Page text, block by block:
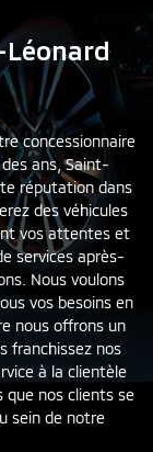
concessionnaire
ans, Saint-
réputation dans
des véhicules
vos attentes et
services après-
Nous voulons
vos besoins en
nous offrons un
franchissez nos
à la clientèle
nos clients se
sein de notre